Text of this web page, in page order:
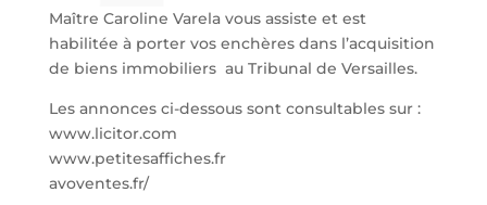
Maître Caroline Varela vous assiste et est
habilitée à porter vos enchères dans l’acquisition
de biens immobiliers au Tribunal de Versailles.
Les annonces ci-dessous sont consultables sur :
www.licitor.com
www.petitesaffiches.fr
avoventes.fr/